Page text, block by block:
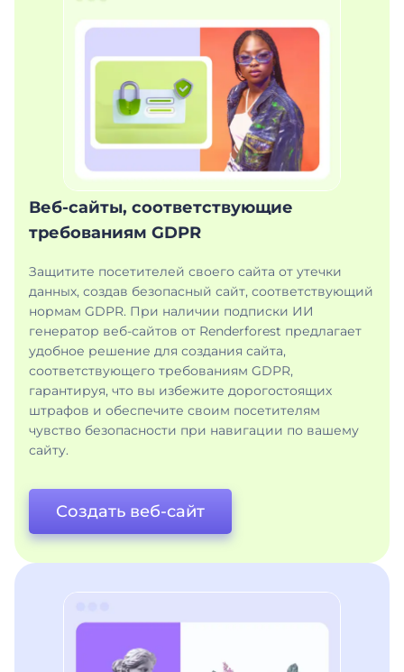
Веб-сайты, соответствующие
требованиям GDPR
Защитите посетителей своего сайта от утечки
данных, создав безопасный сайт, соответствующий
нормам GDPR. При наличии подписки ИИ
генератор веб-сайтов от Renderforest предлагает
удобное решение для создания сайта,
соответствующего требованиям GDPR,
гарантируя, что вы избежите дорогостоящих
штрафов и обеспечите своим посетителям
чувство безопасности при навигации по вашему
сайту.
Создать веб-сайт